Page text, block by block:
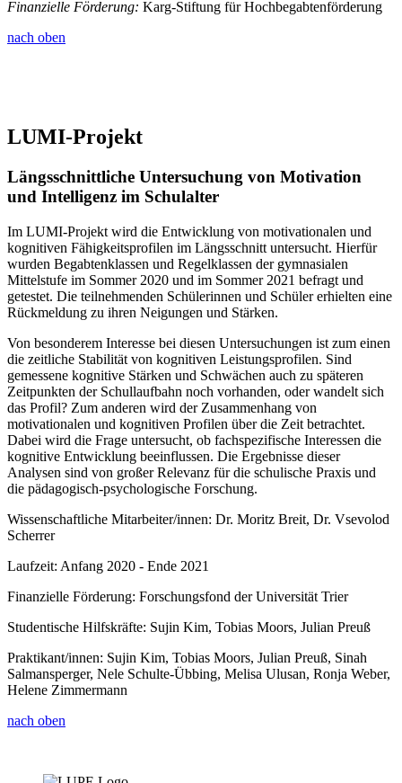
Finanzielle Förderung: Karg-Stiftung für Hochbegabtenförderung
nach oben
LUMI-Projekt
Längsschnittliche Untersuchung von Motivation
und Intelligenz im Schulalter
Im LUMI-Projekt wird die Entwicklung von motivationalen und
kognitiven Fähigkeitsprofilen im Längsschnitt untersucht. Hierfür
wurden Begabtenklassen und Regelklassen der gymnasialen
Mittelstufe im Sommer 2020 und im Sommer 2021 befragt und
getestet. Die teilnehmenden Schülerinnen und Schüler erhielten eine
Rückmeldung zu ihren Neigungen und Stärken.
Von besonderem Interesse bei diesen Untersuchungen ist zum einen
die zeitliche Stabilität von kognitiven Leistungsprofilen. Sind
gemessene kognitive Stärken und Schwächen auch zu späteren
Zeitpunkten der Schullaufbahn noch vorhanden, oder wandelt sich
das Profil? Zum anderen wird der Zusammenhang von
motivationalen und kognitiven Profilen über die Zeit betrachtet.
Dabei wird die Frage untersucht, ob fachspezifische Interessen die
kognitive Entwicklung beeinflussen. Die Ergebnisse dieser
Analysen sind von großer Relevanz für die schulische Praxis und
die pädagogisch-psychologische Forschung.
Wissenschaftliche Mitarbeiter/innen: Dr. Moritz Breit, Dr. Vsevolod
Scherrer
Laufzeit: Anfang 2020 - Ende 2021
Finanzielle Förderung: Forschungsfond der Universität Trier
Studentische Hilfskräfte: Sujin Kim, Tobias Moors, Julian Preuß
Praktikant/innen: Sujin Kim, Tobias Moors, Julian Preuß, Sinah
Salmansperger, Nele Schulte-Übbing, Melisa Ulusan, Ronja Weber,
Helene Zimmermann
nach oben